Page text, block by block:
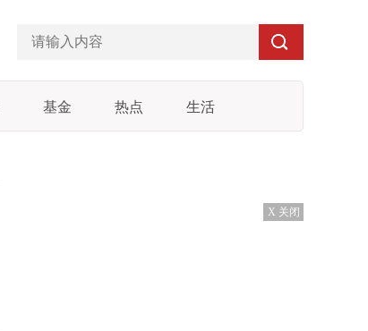
基金 热点
生活
X 关闭